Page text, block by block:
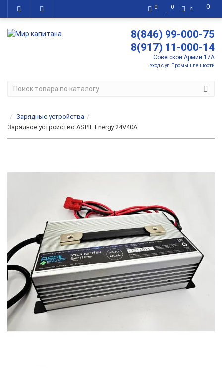
0
0 0
8(846) 99-000-75
8(917) 11-000-14
Советской Армии 17А
вход с ул.Промышленности
Зарядные устройства
Зарядное устроиство ASPIL Energy 24V40A